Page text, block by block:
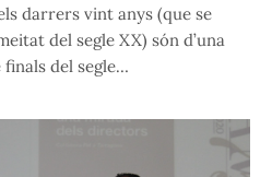
darrers vint anys (que se
del segle XX) són d’una
finals del segle…